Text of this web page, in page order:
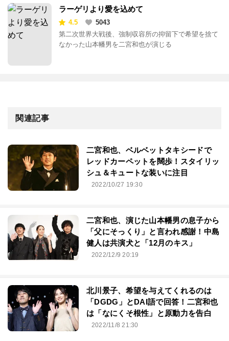
ラーゲリより愛を込めて
4.5
5043
第二次世界大戦後、強制収容所の抑留下で希望を捨て
なかった山本幡男を二宮和也が演じる
関連記事
二宮和也、ベルベットタキシードで
レッドカーペットを闊歩！スタイリッ
シュ＆キュートな装いに注目
2022/10/27 19:30
二宮和也、演じた山本幡男の息子から
「父にそっくり」と言われ感謝！中島
健人は共演犬と「12月のキス」
2022/12/9 20:19
北川景子、希望を与えてくれるのは
「DGDG」とDAI語で回答！二宮和也
は「なにくそ根性」と原動力を告白
2022/11/8 21:30